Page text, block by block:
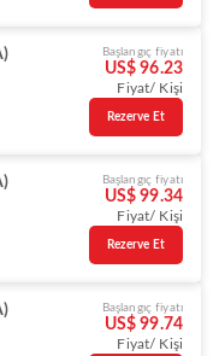
Başlangıç fiyatı
US$ 96.23
Fiyat/ Kişi
Rezerve Et
Başlangıç fiyatı
US$ 99.34
Fiyat/ Kişi
Rezerve Et
Başlangıç fiyatı
US$ 99.74
Fiyat/ Kişi